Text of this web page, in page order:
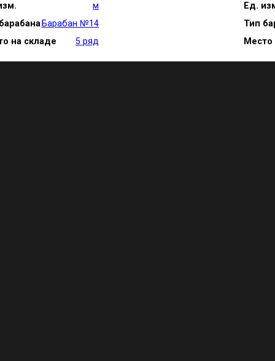
м
Барабан №14
на складе
5 ряд
Ед.
Тип
Место